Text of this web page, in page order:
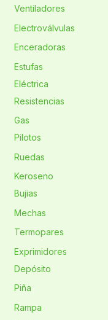
Ventiladores
Electroválvulas
Enceradoras
Estufas
Eléctrica
Resistencias
Gas
Pilotos
Ruedas
Keroseno
Bujias
Mechas
Termopares
Exprimidores
Depósito
Piña
Rampa